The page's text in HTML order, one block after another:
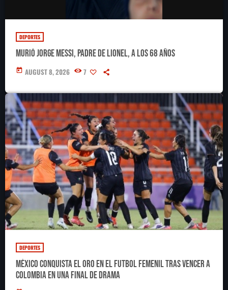
DEPORTES
Murió Jorge Messi, padre de Lionel, a los 68 años
today AUGUST 8, 2026 7
DEPORTES
México conquista el oro en el futbol femenil tras vencer a
Colombia en una final de drama